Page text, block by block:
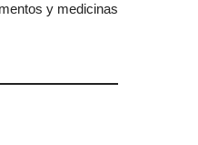
y medicinas